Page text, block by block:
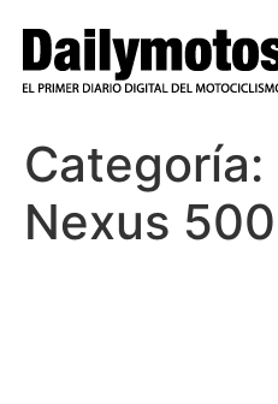
contenido
Categoría:
Nexus 500